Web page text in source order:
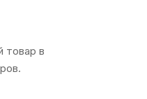
товар в